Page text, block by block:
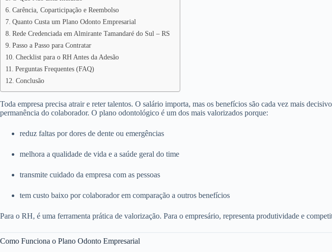
Carência, Coparticipação e Reembolso
Quanto Custa um Plano Odonto Empresarial
Rede Credenciada em Almirante Tamandaré do Sul – RS
Passo a Passo para Contratar
Checklist para o RH Antes da Adesão
Perguntas Frequentes (FAQ)
Conclusão
Toda empresa precisa atrair e reter talentos. O salário importa, mas os benefícios são cada vez mais
permanência do colaborador. O plano odontológico é um dos mais valorizados porque:
reduz faltas por dores de dente ou emergências
melhora a qualidade de vida e a saúde geral do time
transmite cuidado da empresa com as pessoas
tem custo baixo por colaborador em comparação a outros benefícios
Para o RH, é uma ferramenta prática de valorização. Para o empresário, representa produtividade e
Como Funciona o Plano Odonto Empresarial